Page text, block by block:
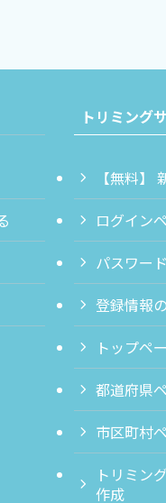
トリミング
【無料】
ログイン
パスワー
登録情報
トップペ
都道府県
市区町村
トリミン
作成